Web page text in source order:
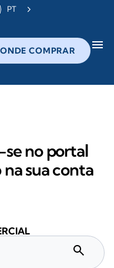
PT
ONDE COMPRAR menu
se no portal
na sua conta
search